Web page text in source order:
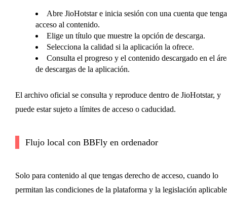
Abre JioHotstar e inicia sesión con una cuenta que tenga
acceso al contenido.
Elige un título que muestre la opción de descarga.
Selecciona la calidad si la aplicación la ofrece.
Consulta el progreso y el contenido descargado en el
de descargas de la aplicación.
El archivo oficial se consulta y reproduce dentro de JioHotstar, y
puede estar sujeto a límites de acceso o caducidad.
Flujo local con BBFly en ordenador
Solo para contenido al que tengas derecho de acceso, cuando lo
permitan las condiciones de la plataforma y la legislación